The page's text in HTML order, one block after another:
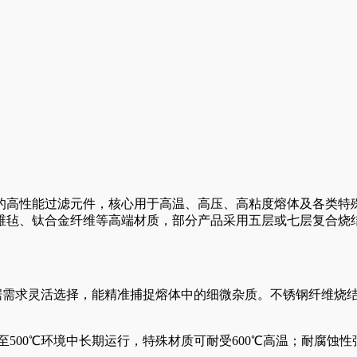
性能过滤元件，核心用于高温、高压、高粘度熔体及各类
、钛合金纤维等高端材质，部分产品采用五层或七层复合
求灵活选择，能精准捕捉熔体中的细微杂质。不锈钢纤维
环境中长期运行，特殊材质可耐受600℃高温；耐腐蚀